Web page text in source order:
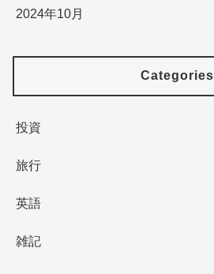
2024年10月
Categories
投資
旅行
英語
雑記